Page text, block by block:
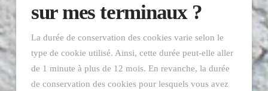
sur mes terminaux ?
La durée de conservation des cookies varie selon le
type de cookie utilisé. Ainsi, cette durée peut-elle aller
de 1 minute à plus de 12 mois. En revanche, la durée
de conservation des cookies pour lesquels vous avez